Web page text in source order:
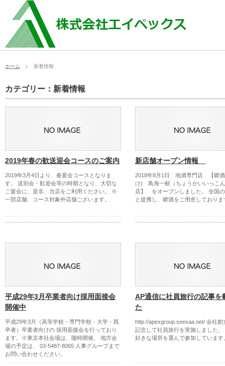
ホーム 新着情報
カテゴリー：新着情報
2019年春の歓送迎会コースのご案内
2019年3月4日より、春宴会コースとなりま
す。 送別会・歓迎会等の時期となり、大切な
ご宴会に、是非、当店をご利用ください。 ※
一部店舗、コース対象外店舗ございます。
新店舗オープン情報
2018年8月1日 地酒専門店 【郷酒
け) 鳥海一献（ちょうかいいっこ
店】 をオープンしました。 全国
と提携し、郷酒をご用意しておりま
平成29年3月卒業者向け採用面接会
開催中
平成29年3月（高等学校・専門学校・大学・既
卒者）卒業者向けの 採用面接会を行っており
ます。※東京本社会場は、随時開催。 地方会
場の予定は、 03-5487-8065 人事グループまで
お問い合わせください。
AP通信に社員旅行の記事を
た
http://apexgroup.seesaa.net/ 会社創
記念して社員旅行を実施しました。
好きな場所を選んで参加しています